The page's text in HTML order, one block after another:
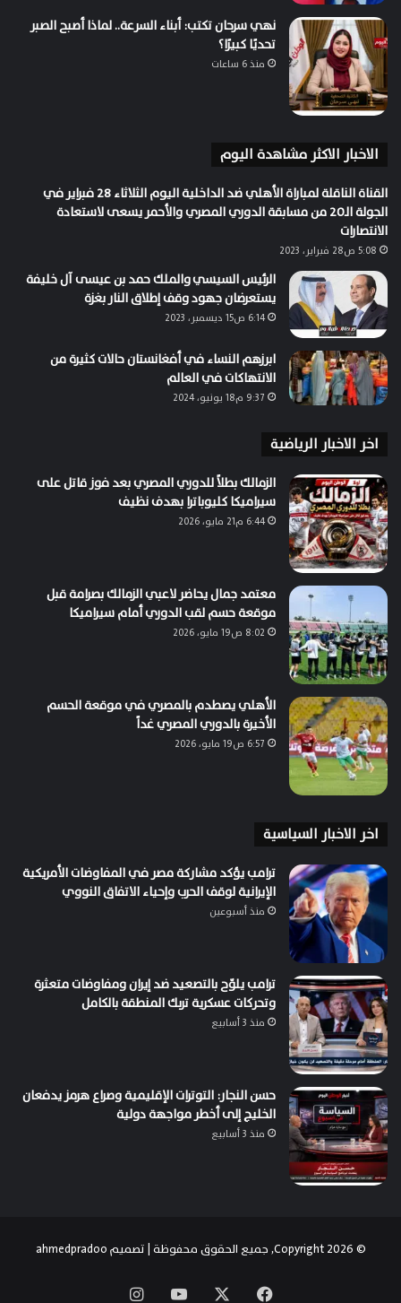
نهي سرحان تكتب: أبناء السرعة.. لماذا أصبح الصبر
تحديًا كبيرًا؟
منذ 6 ساعات
الاخبار الاكثر مشاهدة اليوم
القناة الناقلة لمباراة الأهلي ضد الداخلية اليوم الثلاثاء 28 فبراير في
الجولة الـ20 من مسابقة الدوري المصري والأحمر يسعى لاستعادة
الانتصارات
5:08 ص28 فبراير، 2023
الرئيس السيسي والملك حمد بن عيسى آل خليفة
يستعرضان جهود وقف إطلاق النار بغزة
6:14 ص15 ديسمبر، 2023
ابرزهم النساء في أفغانستان حالات كثيرة من
الانتهاكات في العالم
9:37 م18 يونيو، 2024
اخر الاخبار الرياضية
الزمالك بطلاً للدوري المصري بعد فوز قاتل على
سيراميكا كليوباترا بهدف نظيف
6:44 م21 مايو، 2026
معتمد جمال يحاضر لاعبي الزمالك بصرامة قبل
موقعة حسم لقب الدوري أمام سيراميكا
8:02 ص19 مايو، 2026
الأهلي يصطدم بالمصري في موقعة الحسم
الأخيرة بالدوري المصري غداً
6:57 ص19 مايو، 2026
اخر الاخبار السياسية
ترامب يؤكد مشاركة مصر في المفاوضات الأمريكية
الإيرانية لوقف الحرب وإحياء الاتفاق النووي
منذ أسبوعين
ترامب يلوّح بالتصعيد ضد إيران ومفاوضات متعثرة
وتحركات عسكرية تربك المنطقة بالكامل
منذ 3 أسابيع
حسن النجار: التوترات الإقليمية وصراع هرمز يدفعان
الخليج إلى أخطر مواجهة دولية
منذ 3 أسابيع
© Copyright 2026, جميع الحقوق محفوظة | تصميم ahmedpradoo
فيسبوك ‫YouTube